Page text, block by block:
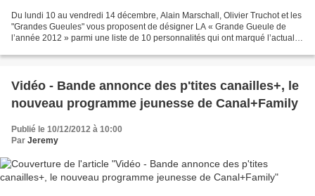
Du lundi 10 au vendredi 14 décembre, Alain Marschall, Olivier Truchot et les
"Grandes Gueules" vous proposent de désigner LA « Grande Gueule de
l’année 2012 » parmi une liste de 10 personnalités qui ont marqué l’actualité
Vidéo - Bande annonce des p'tites canailles+, le
nouveau programme jeunesse de Canal+Family
Publié le 10/12/2012 à 10:00
Par Jeremy